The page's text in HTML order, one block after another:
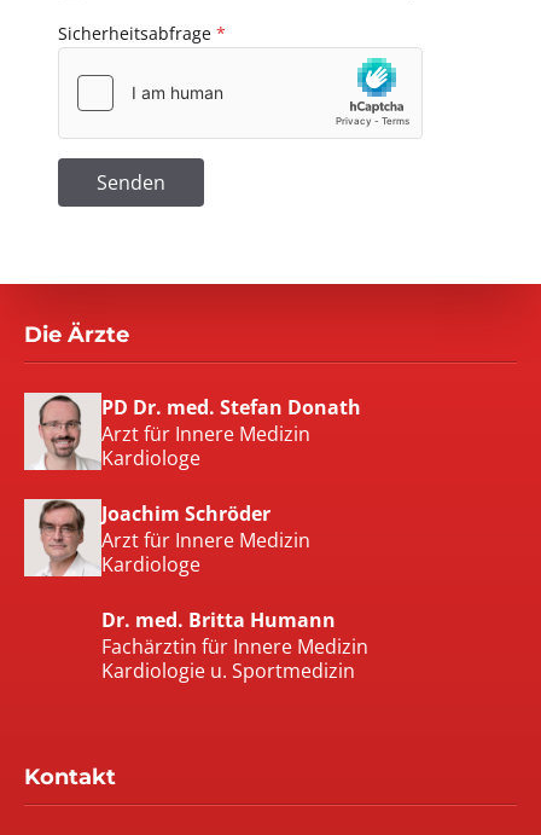
Sicherheitsabfrage *
Die Ärzte
PD Dr. med. Stefan Donath
Arzt für Innere Medizin
Kardiologe
Joachim Schröder
Arzt für Innere Medizin
Kardiologe
Dr. med. Britta Humann
Fachärztin für Innere Medizin
Kardiologie u. Sportmedizin
Kontakt